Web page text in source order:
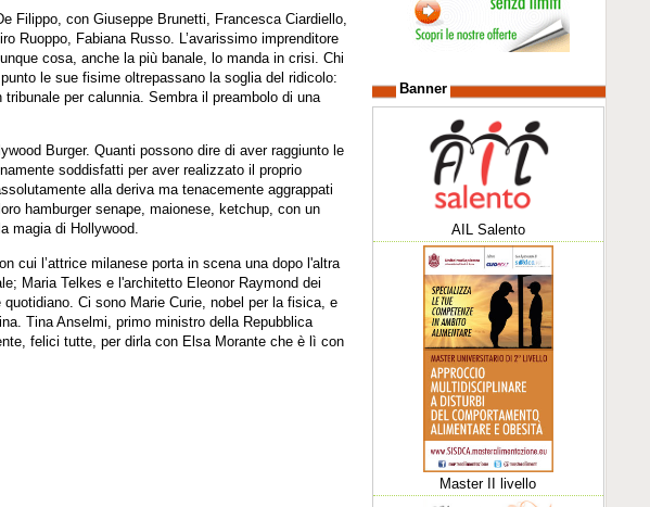
Filippo, con Giuseppe Brunetti, Francesca Ciardiello,
Ruoppo, Fabiana Russo. L’avarissimo imprenditore
cosa, anche la più banale, lo manda in crisi. Chi
le sue fisime oltrepassano la soglia del ridicolo:
per calunnia. Sembra il preambolo di una
Burger. Quanti possono dire di aver raggiunto le
soddisfatti per aver realizzato il proprio
alla deriva ma tenacemente aggrappati
hamburger senape, maionese, ketchup, con un
magia di Hollywood.
cui l’attrice milanese porta in scena una dopo l'altra
Maria Telkes e l'architetto Eleonor Raymond dei
Ci sono Marie Curie, nobel per la fisica, e
Tina Anselmi, primo ministro della Repubblica
felici tutte, per dirla con Elsa Morante che è lì con
Banner
AIL Salento
Master II livello